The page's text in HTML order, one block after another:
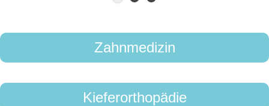
Zahnmedizin
Kieferorthopädie